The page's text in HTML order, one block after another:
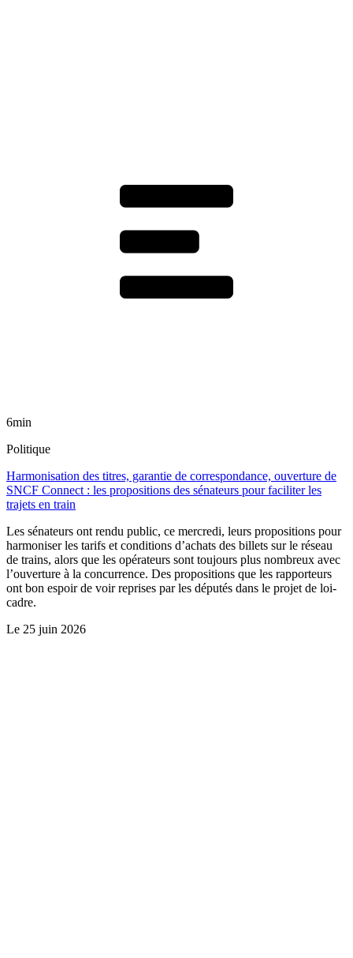
6min
Politique
Harmonisation des titres, garantie de correspondance, ouverture de
SNCF Connect : les propositions des sénateurs pour faciliter les
trajets en train
Les sénateurs ont rendu public, ce mercredi, leurs propositions pour
harmoniser les tarifs et conditions d’achats des billets sur le réseau
de trains, alors que les opérateurs sont toujours plus nombreux avec
l’ouverture à la concurrence. Des propositions que les rapporteurs
ont bon espoir de voir reprises par les députés dans le projet de loi-
cadre.
Le 25 juin 2026